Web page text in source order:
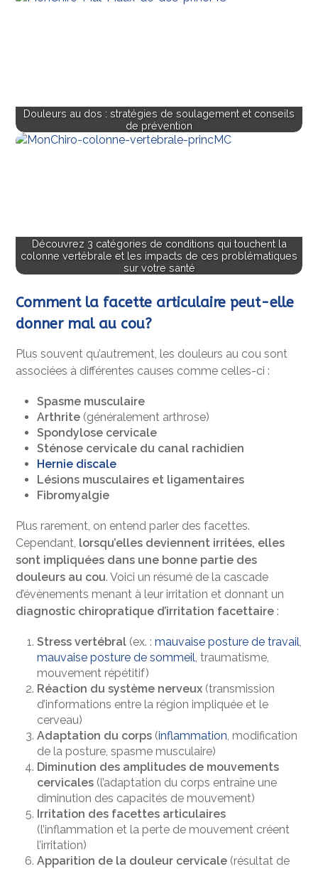
Douleurs au dos : stratégies de soulagement et conseils
de prévention
Découvrez 3 catégories de conditions qui touchent la
colonne vertébrale et les impacts de ces problématiques
sur votre santé
Comment la facette articulaire peut-elle
donner mal au cou?
Plus souvent qu’autrement, les douleurs au cou sont
associées à différentes causes comme celles-ci :
Spasme musculaire
Arthrite (généralement arthrose)
Spondylose cervicale
Sténose cervicale du canal rachidien
Hernie discale
Lésions musculaires et ligamentaires
Fibromyalgie
Plus rarement, on entend parler des facettes.
Cependant, lorsqu’elles deviennent irritées, elles
sont impliquées dans une bonne partie des
douleurs au cou. Voici un résumé de la cascade
d’évènements menant à leur irritation et donnant un
diagnostic chiropratique d’irritation facettaire :
Stress vertébral (ex. :mauvaise posture de travail,
mauvaise posture de sommeil, traumatisme,
mouvement répétitif)
Réaction du système nerveux (transmission
d’informations entre la région impliquée et le
cerveau)
Adaptation du corps (inflammation, modification
de la posture, spasme musculaire)
Diminution des amplitudes de mouvements
cervicales (l’adaptation du corps entraîne une
diminution des capacités de mouvement)
Irritation des facettes articulaires
(l’inflammation et la perte de mouvement créent
l’irritation)
Apparition de la douleur cervicale (résultat de